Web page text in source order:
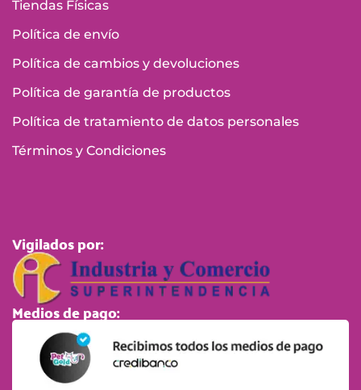
Tiendas Físicas
Política de envío
Política de cambios y devoluciones
Política de garantía de productos
Política de tratamiento de datos personales
Términos y Condiciones
Vigilados por:
Medios de pago: